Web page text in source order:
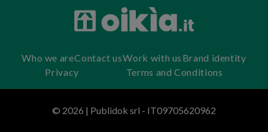
Who we areContact usWork with us Brand identity
Privacy
Terms and Conditions
© 2026 | Publidok srl - IT09705620962